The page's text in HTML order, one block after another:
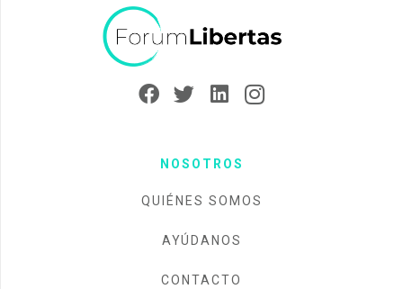
NOSOTROS
QUIÉNES SOMOS
AYÚDANOS
CONTACTO